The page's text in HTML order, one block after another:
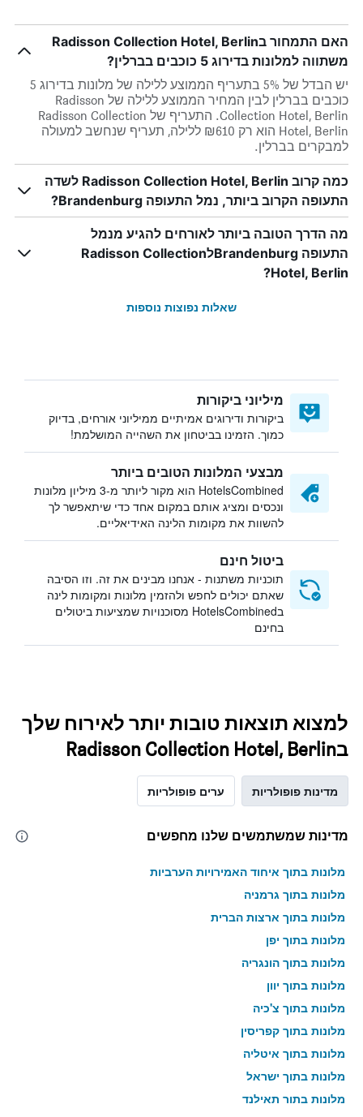
האם התמחור בRadisson Collection Hotel, Berlin
משתווה למלונות בדירוג 5 כוכבים בברלין?
יש הבדל של 5% בתעריף הממוצע ללילה של מלונות בדירוג 5
כוכבים בברלין לבין המחיר הממוצע ללילה של Radisson
Collection Hotel, Berlin. התעריף של Radisson Collection
Hotel, Berlin הוא רק ₪610 ללילה, תעריף שנחשב למעולה
למבקרים בברלין.
כמה קרוב Radisson Collection Hotel, Berlin לשדה
התעופה הקרוב ביותר, נמל התעופה Brandenburg?
מה הדרך הטובה ביותר לאורחים להגיע מנמל
התעופה BrandenburgלRadisson Collection
Hotel, Berlin?
שאלות נפוצות נוספות
מיליוני ביקורות
ביקורות ודירוגים אמיתיים ממיליוני אורחים, בדיוק
כמוך. הזמינו בביטחון את השהייה המושלמת!
מבצעי המלונות הטובים ביותר
HotelsCombined הוא מקור ליותר מ-3 מיליון מלונות
ונכסים ומציג אותם במקום אחד כדי שיתאפשר לך
להשוות את מקומות הלינה האידיאליים.
ביטול חינם
תוכניות משתנות - אנחנו מבינים את זה. וזו הסיבה
שאתם יכולים לחפש ולהזמין מלונות ומקומות לינה
בHotelsCombined מסוכנויות שמציעות ביטולים
בחינם
למצוא תוצאות טובות יותר לאירוח שלך
בRadisson Collection Hotel, Berlin
מדינות פופולריות ערים פופולריות
מדינות שמשתמשים שלנו מחפשים
מלונות בתוך איחוד האמירויות הערביות
מלונות בתוך גרמניה
מלונות בתוך ארצות הברית
מלונות בתוך יפן
מלונות בתוך הונגריה
מלונות בתוך יוון
מלונות בתוך צ'כיה
מלונות בתוך קפריסין
מלונות בתוך איטליה
מלונות בתוך ישראל
מלונות בתוך תאילנד